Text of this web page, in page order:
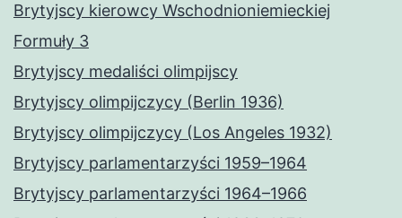
Brytyjscy kierowcy Wschodnioniemieckiej
Formuły 3
Brytyjscy medaliści olimpijscy
Brytyjscy olimpijczycy (Berlin 1936)
Brytyjscy olimpijczycy (Los Angeles 1932)
Brytyjscy parlamentarzyści 1959–1964
Brytyjscy parlamentarzyści 1964–1966